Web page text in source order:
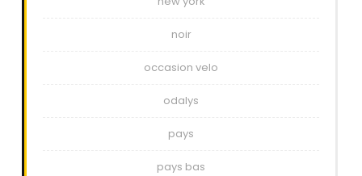
noir
occasion velo
odalys
pays
pays bas